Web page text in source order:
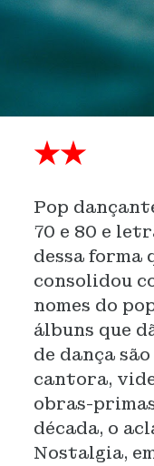
★★
Pop
70 e 80 e
dessa forma
consolidou
nomes do
álbuns que
de dança
cantora,
obras-
década, o
Nostalgia,